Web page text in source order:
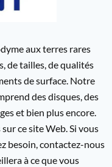
aux terres rares
de tailles, de qualités
de surface. Notre
des disques, des
et bien plus encore.
ce site Web. Si vous
besoin, contactez-nous
à ce que vous